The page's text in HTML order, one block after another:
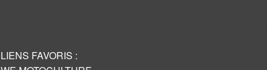
LIENS FAVORIS :